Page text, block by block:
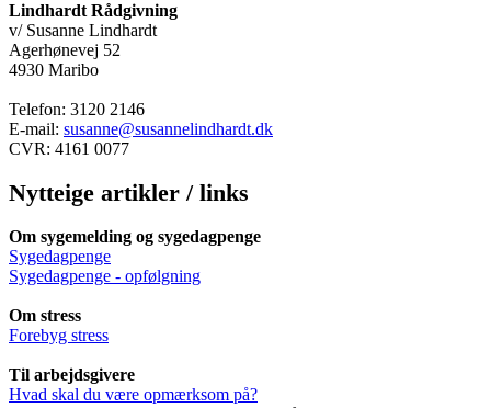
Lindhardt Rådgivning
v/ Susanne Lindhardt
Agerhønevej 52
4930 Maribo
Telefon: 3120 2146
E-mail: susanne@susannelindhardt.dk
CVR: 4161 0077
Nytteige artikler / links
Om sygemelding og sygedagpenge
Sygedagpenge
Sygedagpenge - opfølgning
Om stress
Forebyg stress
Til arbejdsgivere
Hvad skal du være opmærksom på?